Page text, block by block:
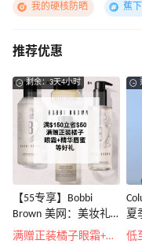
我的硬核防晒 蕉
推荐优惠
剩余：3天4小时
【55专享】Bobbi
Brown 美网：美妆礼
遇！满$150立省$50
满赠正装橘子眼霜+精华唇蜜等好礼
夏
运
低